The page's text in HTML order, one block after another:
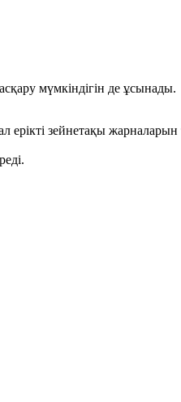
мүмкіндігін де ұсынады.
ерікті зейнетақы